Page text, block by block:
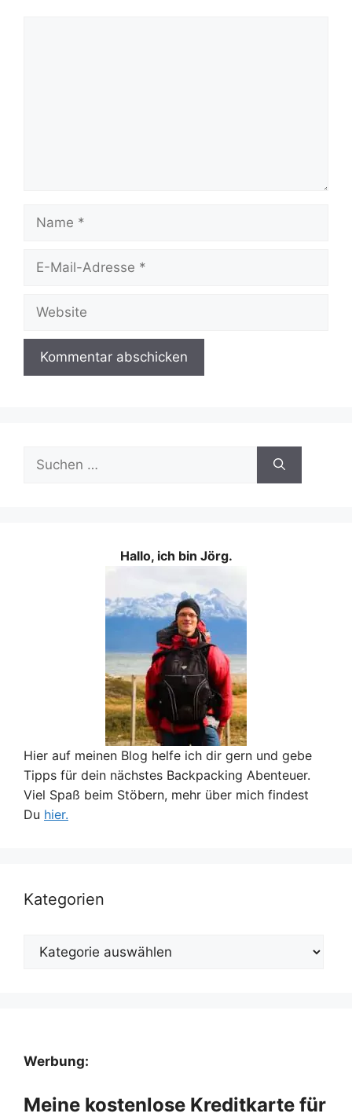
Mail-
nach:
Hallo, ich bin Jörg.
Hier auf meinen Blog helfe ich dir gern und gebe
Tipps für dein nächstes Backpacking Abenteuer.
Viel Spaß beim Stöbern, mehr über mich findest
Du hier.
Kategorien
Kategorien
Werbung:
Meine kostenlose Kreditkarte für